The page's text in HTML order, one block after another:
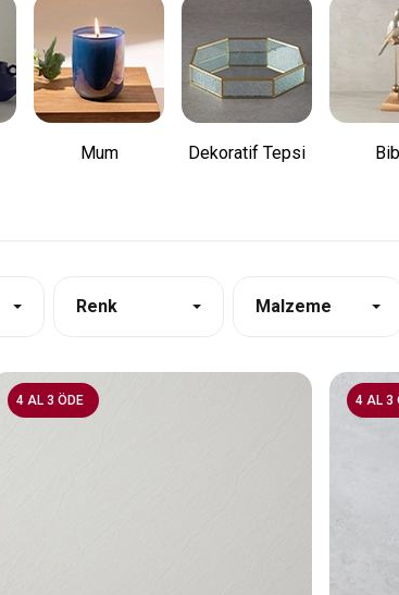
Mum Dekoratif Tepsi
Renk Malzeme
4 AL 3 ÖDE 4 AL 3